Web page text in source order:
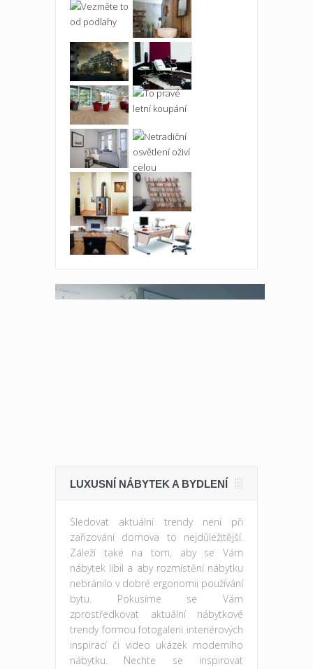
LUXUSNÍ NÁBYTEK A BYDLENÍ
Sledovat aktuální trendy není při
zařizování domova to nejdůležitější.
Záleží také na tom, aby se Vám
nábytek líbil a aby rozmístění nábytku
nebránilo v dobré ergonomii používání
bytu. Pokusíme se Vám
zprostředkovat aktuální nábytkové
trendy formou fotogalerii interiérových
inspirací či video ukázek moderního
nábytku. Nechte se inspirovat